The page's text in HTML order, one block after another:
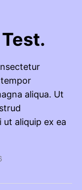
aliqua. Ut
aliquip ex ea